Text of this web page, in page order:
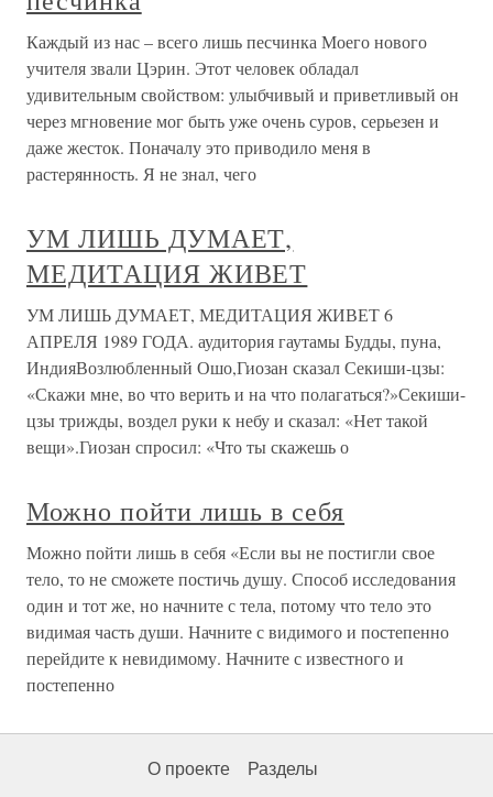
Каждый из нас – всего лишь песчинка Моего нового
учителя звали Цэрин. Этот человек обладал
удивительным свойством: улыбчивый и приветливый он
через мгновение мог быть уже очень суров, серьезен и
даже жесток. Поначалу это приводило меня в
растерянность. Я не знал, чего
УМ ЛИШЬ ДУМАЕТ,
МЕДИТАЦИЯ ЖИВЕТ
УМ ЛИШЬ ДУМАЕТ, МЕДИТАЦИЯ ЖИВЕТ 6
АПРЕЛЯ 1989 ГОДА. аудитория гаутамы Будды, пуна,
ИндияВозлюбленный Ошо,Гиозан сказал Секиши-цзы:
«Скажи мне, во что верить и на что полагаться?»Секиши-
цзы трижды, воздел руки к небу и сказал: «Нет такой
вещи».Гиозан спросил: «Что ты скажешь о
Можно пойти лишь в себя
Можно пойти лишь в себя «Если вы не постигли свое
тело, то не сможете постичь душу. Способ исследования
один и тот же, но начните с тела, потому что тело это
видимая часть души. Начните с видимого и постепенно
перейдите к невидимому. Начните с известного и
постепенно
О проекте Разделы